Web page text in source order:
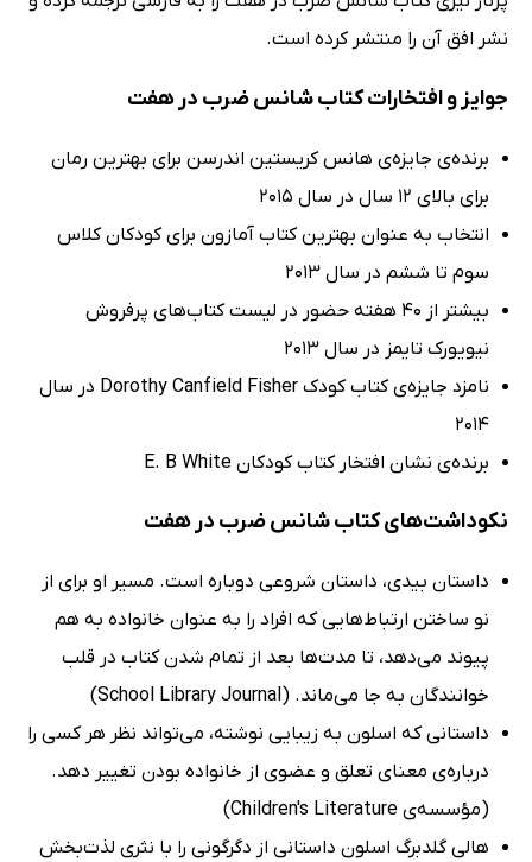
نشر افق آن را منتشر کرده‌ است.
جوایز و افتخارات کتاب شانس ضرب در هفت
برنده‌ی جایزه‌ی هانس کریستین اندرسن برای بهترین رمان
برای بالای 12 سال در سال 2015
انتخاب به عنوان بهترین کتاب آمازون برای کودکان کلاس
سوم تا ششم در سال 2013
بیشتر از 40 هفته حضور در لیست کتاب‌های پرفروش
نیویورک تایمز در سال 2013
نامزد جایزه‌ی کتاب کودک Dorothy Canfield Fisher در سال
2014
برنده‌ی نشان افتخار کتاب کودکان E. B White
نکوداشت‌های کتاب شانس ضرب در هفت
داستان بیدی، داستان شروعی دوباره است. مسیر او برای از
نو ساختن ارتباط‌هایی که افراد را به عنوان خانواده به هم
پیوند می‌دهد، تا مدت‌ها بعد از تمام شدن کتاب در قلب
خوانندگان به جا می‌ماند. (School Library Journal)
داستانی که اسلون به زیبایی نوشته، می‌تواند نظر هر کسی را
درباره‌ی معنای تعلق و عضوی از خانواده بودن تغییر دهد.
(مؤسسه‌ی Children's Literature)
هالی گلدبرگ اسلون داستانی از دگرگونی را با نثری لذت‌بخش